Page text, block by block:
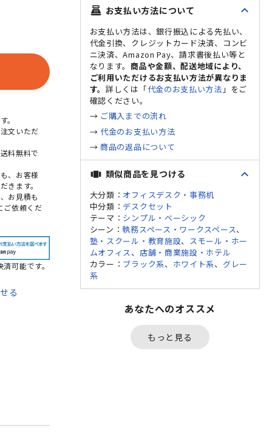
。
文いただ
料無料で
、お客様
きます。
お見積も
ご依頼くだ
可能です。
る
point_of_sale お支払い方法について expand_less
お支払い方法は、銀行振込による先払い、
代金引換、クレジットカード決済、コンビ
ニ決済、Amazon Pay、請求書後払い等と
なります。商品や金額、配送地域により、
ご利用いただけるお支払い方法が異なりま
す。詳しくは「代金のお支払い方法 」をご
確認ください。
→ ご購入までの流れ
→代金のお支払い方法
→ 商品の返品について
view_carousel 類似商品を見つける expand_less
大分類： オフィスデスク・事務机
中分類： デスクセット
テーマ： シンプル・ベーシック
シーン：執務スペース・ワークスペース、
塾・スクール・教育施設、 スモール・ホー
ムオフィス、 店舗・商業施設・ホテル
カラー： ブラック系、 ホワイト系、 グレー
系
あなたへのオススメ
もっと見る